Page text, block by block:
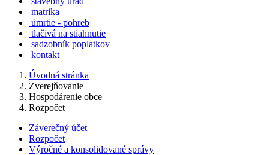
matrika
úmrtie - pohreb
tlačivá na stiahnutie
sadzobník poplatkov
kontakt
Úvodná stránka
Zverejňovanie
Hospodárenie obce
Rozpočet
Záverečný účet
Rozpočet
Výročné a konsolidované správy